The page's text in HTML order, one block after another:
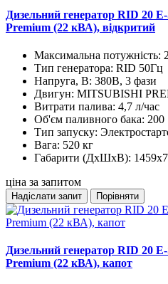
Дизельний генератор RID 20
Premium (22 кВА), відкритий
Максимальна потужність:
Тип генератора: RID 50Гц
Напруга, В: 380В, 3 фази
Двигун: MITSUBISHI
Витрати палива: 4,7 л/час
Об'єм паливного бака: 200
Тип запуску:
Вага: 520 кг
Габарити (ДхШхВ):
ціна за запитом
Надіслати запит Порівняти
Дизельний генератор RID 20
Premium (22 кВА), капот